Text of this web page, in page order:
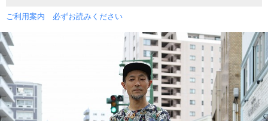
ご利用案内 必ずお読みください